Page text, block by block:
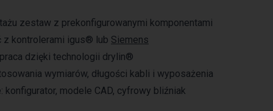
zestaw z prekonfigurowanymi komponentami
z kontrolerami igus® lub Siemens
dzięki technologii drylin®
wymiarów, długości kabli i wyposażenia
konfigurator, modele CAD, cyfrowy bliźniak